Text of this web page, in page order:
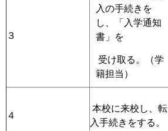
３
入の手続きを
し、「入学通知
書」を
受け取る。（学
籍担当）
４
本校に来校し、転
入手続きをする。